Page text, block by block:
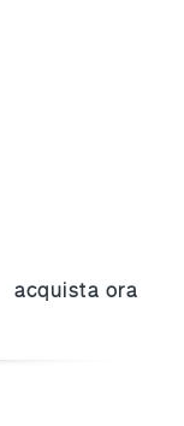
acquista ora